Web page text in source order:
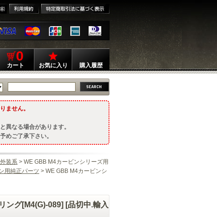
0
カート お気に入り 購入履歴
ません。
異なる場合があります。
めご了承下さい。
外装系 > WE GBB M4カービンシリーズ用
用純正パーツ > WE GBB M4カービンシ
ング[M4(G)-089] [品切中.輸入